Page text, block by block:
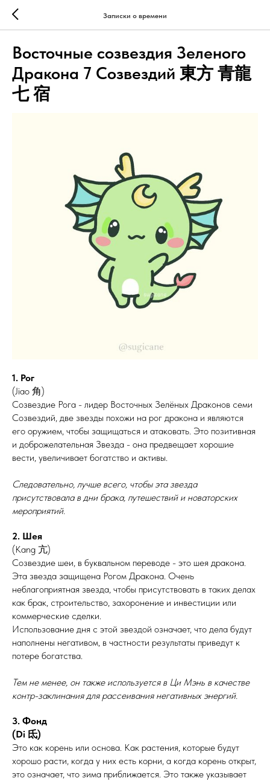
Записки о времени
Восточные созвездия Зеленого
Дракона 7 Созвездий 東方 青龍
七 宿
1. Рог
(Jiao 角)
Созвездие Рога - лидер Восточных Зелёных Драконов семи
Созвездий, две звезды похожи на рог дракона и являются
его оружием, чтобы защищаться и атаковать. Это позитивная
и доброжелательная Звезда - она предвещает хорошие
вести, увеличивает богатство и активы.
Следовательно, лучше всего, чтобы эта звезда
присутствовала в дни брака, путешествий и новаторских
мероприятий.
2. Шея
(Kang 亢)
Созвездие шеи, в буквальном переводе - это шея дракона.
Эта звезда защищена Рогом Дракона. Очень
неблагоприятная звезда, чтобы присутствовать в таких делах
как брак, строительство, захоронение и инвестиции или
коммерческие сделки.
Использование дня с этой звездой означает, что дела будут
наполнены негативом, в частности результаты приведут к
потере богатства.
Тем не менее, он также используется в Ци Мэнь в качестве
контр-заклинания для рассеивания негативных энергий.
3. Фонд
(Di 氐)
Это как корень или основа. Как растения, которые будут
хорошо расти, когда у них есть корни, а когда корень открыт,
это означает, что зима приближается. Это также указывает